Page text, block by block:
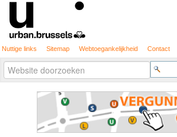
Nuttige links Sitemap Webtoegankelijkheid Contact
Zoek
Geavanceerd
zoeken...